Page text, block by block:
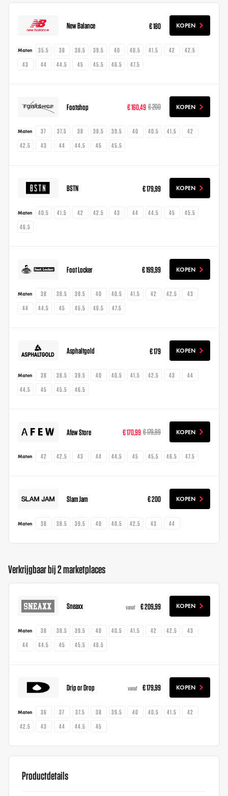
New Balance € 180 KOPEN
Maten 35.5 38 38.5 39.5 40 40.5 41.5 42
42.5
43
44 44.5 45 45.5 46.5 47.5
Footshop € 160,49 € 200 KOPEN
Maten 37 37.5 38 38.5 39.5 40 40.5 41.5
42
42.5
43 44 44.5 45 45.5
BSTN € 179,99 KOPEN
Maten 40.5 41.5 42 42.5 43 44 44.5 45
45.5
46.5
Foot Locker € 199,99 KOPEN
Maten 38 38.5 39.5 40 40.5 41.5 42 42.5
43
44
44.5 45 45.5 46.5 47.5
Asphaltgold € 179 KOPEN
Maten 38 38.5 39.5 40 40.5 41.5 42.5 43
44
44.5
45 45.5 46.5
Afew Store € 170,99 € 179,99 KOPEN
Maten 42 42.5 43 44 44.5 45 45.5 46.5 47.5
Slam Jam € 200 KOPEN
Maten 38 38.5 39.5 40 40.5 42.5 43 44
Verkrijgbaar bij 2 marketplaces
Sneaxx vanaf € 209,99 KOPEN
Maten 38 38.5 39.5 40 40.5 41.5 42 42.5
43
44
44.5 45 45.5 46.5
Drip or Drop vanaf € 179,99 KOPEN
Maten 36 37 37.5 38 39.5 40 40.5 41.5
42
42.5
43 44 44.5 45
Productdetails